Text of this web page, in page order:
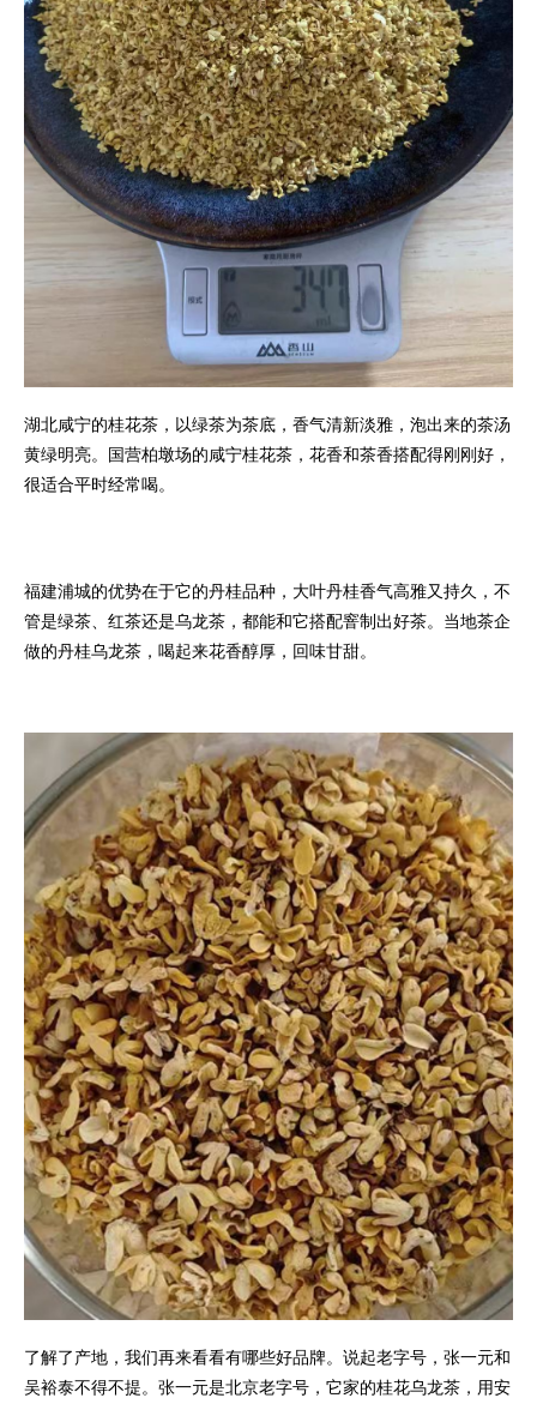
湖北咸宁的桂花茶，以绿茶为茶底，香气清新淡雅，泡出来的茶汤
黄绿明亮。国营柏墩场的咸宁桂花茶，花香和茶香搭配得刚刚好，
很适合平时经常喝。
福建浦城的优势在于它的丹桂品种，大叶丹桂香气高雅又持久，不
管是绿茶、红茶还是乌龙茶，都能和它搭配窨制出好茶。当地茶企
做的丹桂乌龙茶，喝起来花香醇厚，回味甘甜。
了解了产地，我们再来看看有哪些好品牌。说起老字号，张一元和
吴裕泰不得不提。张一元是北京老字号，它家的桂花乌龙茶，用安